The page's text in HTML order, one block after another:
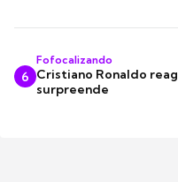
6
Fofocalizando
Cristiano Ronaldo
surpreende